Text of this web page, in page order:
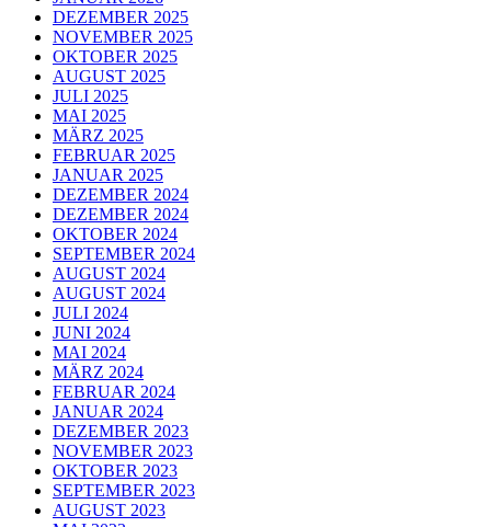
DEZEMBER 2025
NOVEMBER 2025
OKTOBER 2025
AUGUST 2025
JULI 2025
MAI 2025
MÄRZ 2025
FEBRUAR 2025
JANUAR 2025
DEZEMBER 2024
DEZEMBER 2024
OKTOBER 2024
SEPTEMBER 2024
AUGUST 2024
AUGUST 2024
JULI 2024
JUNI 2024
MAI 2024
MÄRZ 2024
FEBRUAR 2024
JANUAR 2024
DEZEMBER 2023
NOVEMBER 2023
OKTOBER 2023
SEPTEMBER 2023
AUGUST 2023